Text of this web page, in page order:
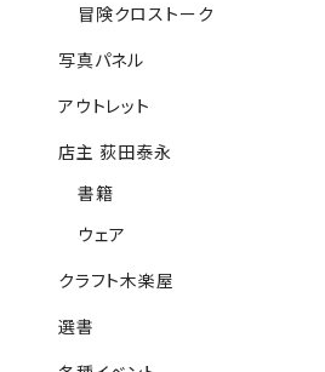
冒険クロストーク
写真パネル
アウトレット
店主 荻田泰永
書籍
ウェア
クラフト木楽屋
選書